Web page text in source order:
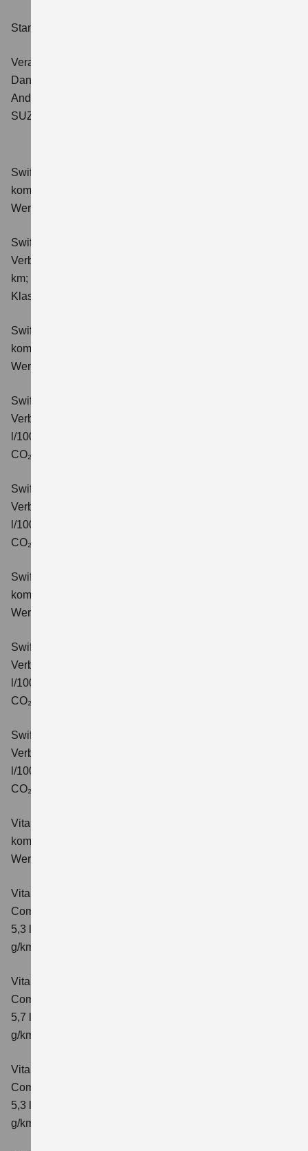
Stand: 01.04.2026
Verantwortliche für redaktionelle Beiträge:
Daniel Schnell für den Bereich Sales Automobile
Andreas Franz für den Bereich Aftersales Automobile
SUZUKI DEUTSCHLAND GMBH
Swift 1.2 DUALJET HYBRID Club
kombinierter Energieverbrauch 4,4 l/100km; kombinierter
Wert der CO₂-Emission: 98 g/km; CO₂-Klasse: C.
Swift 1.2 DUALJET HYBRID ALLGRIP Club
Verbrauchswerte: kombinierter Energieverbrauch 4,9 l/100
km; kombinierter Wert der CO₂-Emission: 111 g/km; CO₂-
Klasse: C.
Swift 1.2 DUALJET HYBRID Comfort
kombinierter Energieverbrauch 4,4 l/100km; kombinierter
Wert der CO₂-Emission: 99 g/km; CO₂-Klasse: C.
Swift 1.2 DUALJET HYBRID CVT Comfort
Verbrauchswerte: kombinierter Energieverbrauch 4,7
l/100km; kombinierter Wert der CO₂-Emission: 106 g/km;
CO₂-Klasse: C.
Swift 1.2 DUALJET HYBRID ALLGRIP Comfort
Verbrauchswerte: kombinierter Energieverbrauch 4,9
l/100km; kombinierter Wert der CO₂-Emission: 110 g/km;
CO₂-Klasse: C.
Swift 1.2 DUALJET HYBRID Comfort+
kombinierter Energieverbrauch 4,4 l/100km; kombinierter
Wert der CO₂-Emission: 99 g/km; CO₂-Klasse: C.
Swift 1.2 DUALJET HYBRID CVT Comfort+
Verbrauchswerte: kombinierter Energieverbrauch 4,7
l/100km; kombinierter Wert der CO₂-Emission: 106 g/km;
CO₂-Klasse: C.
Swift 1.2 DUALJET HYBRID ALLGRIP Comfort+
Verbrauchswerte: kombinierter Energieverbrauch 4,9
l/100km; kombinierter Wert der CO₂-Emission: 110 g/km;
CO₂-Klasse: C.
Vitara 1.4 BOOSTERJET HYBRID Club
kombinierter Energieverbrauch 5,3 l/100km; kombinierter
Wert der CO₂-Emission: 119 g/km; CO₂-Klasse: D
Vitara 1.4 BOOSTERJET HYBRID
Comfort
5,3 l/100km; kombinierter Wert der CO₂-Emission: 119
g/km; CO₂-Klasse: D
Vitara 1.4 BOOSTERJET HYBRID AT
Comfort
5,7 l/100 km; kombinierter Wert der CO₂-Emission: 129
g/km; CO₂-Klasse: D
Vitara 1.4 BOOSTERJET HYBRID
Comfort+
5,3 l/100km; kombinierter Wert der CO₂-Emission: 120
g/km; CO₂-Klasse: D